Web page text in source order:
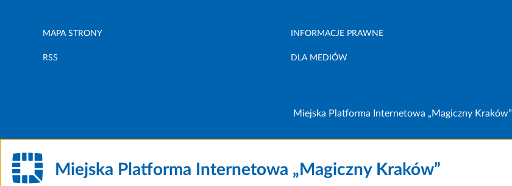
MAPA STRONY INFORMACJE PRAWNE
RSS DLA MEDIÓW
Miejska Platforma Internetowa „Magiczny Kraków”
Miejska Platforma Internetowa „Magiczny Kraków”